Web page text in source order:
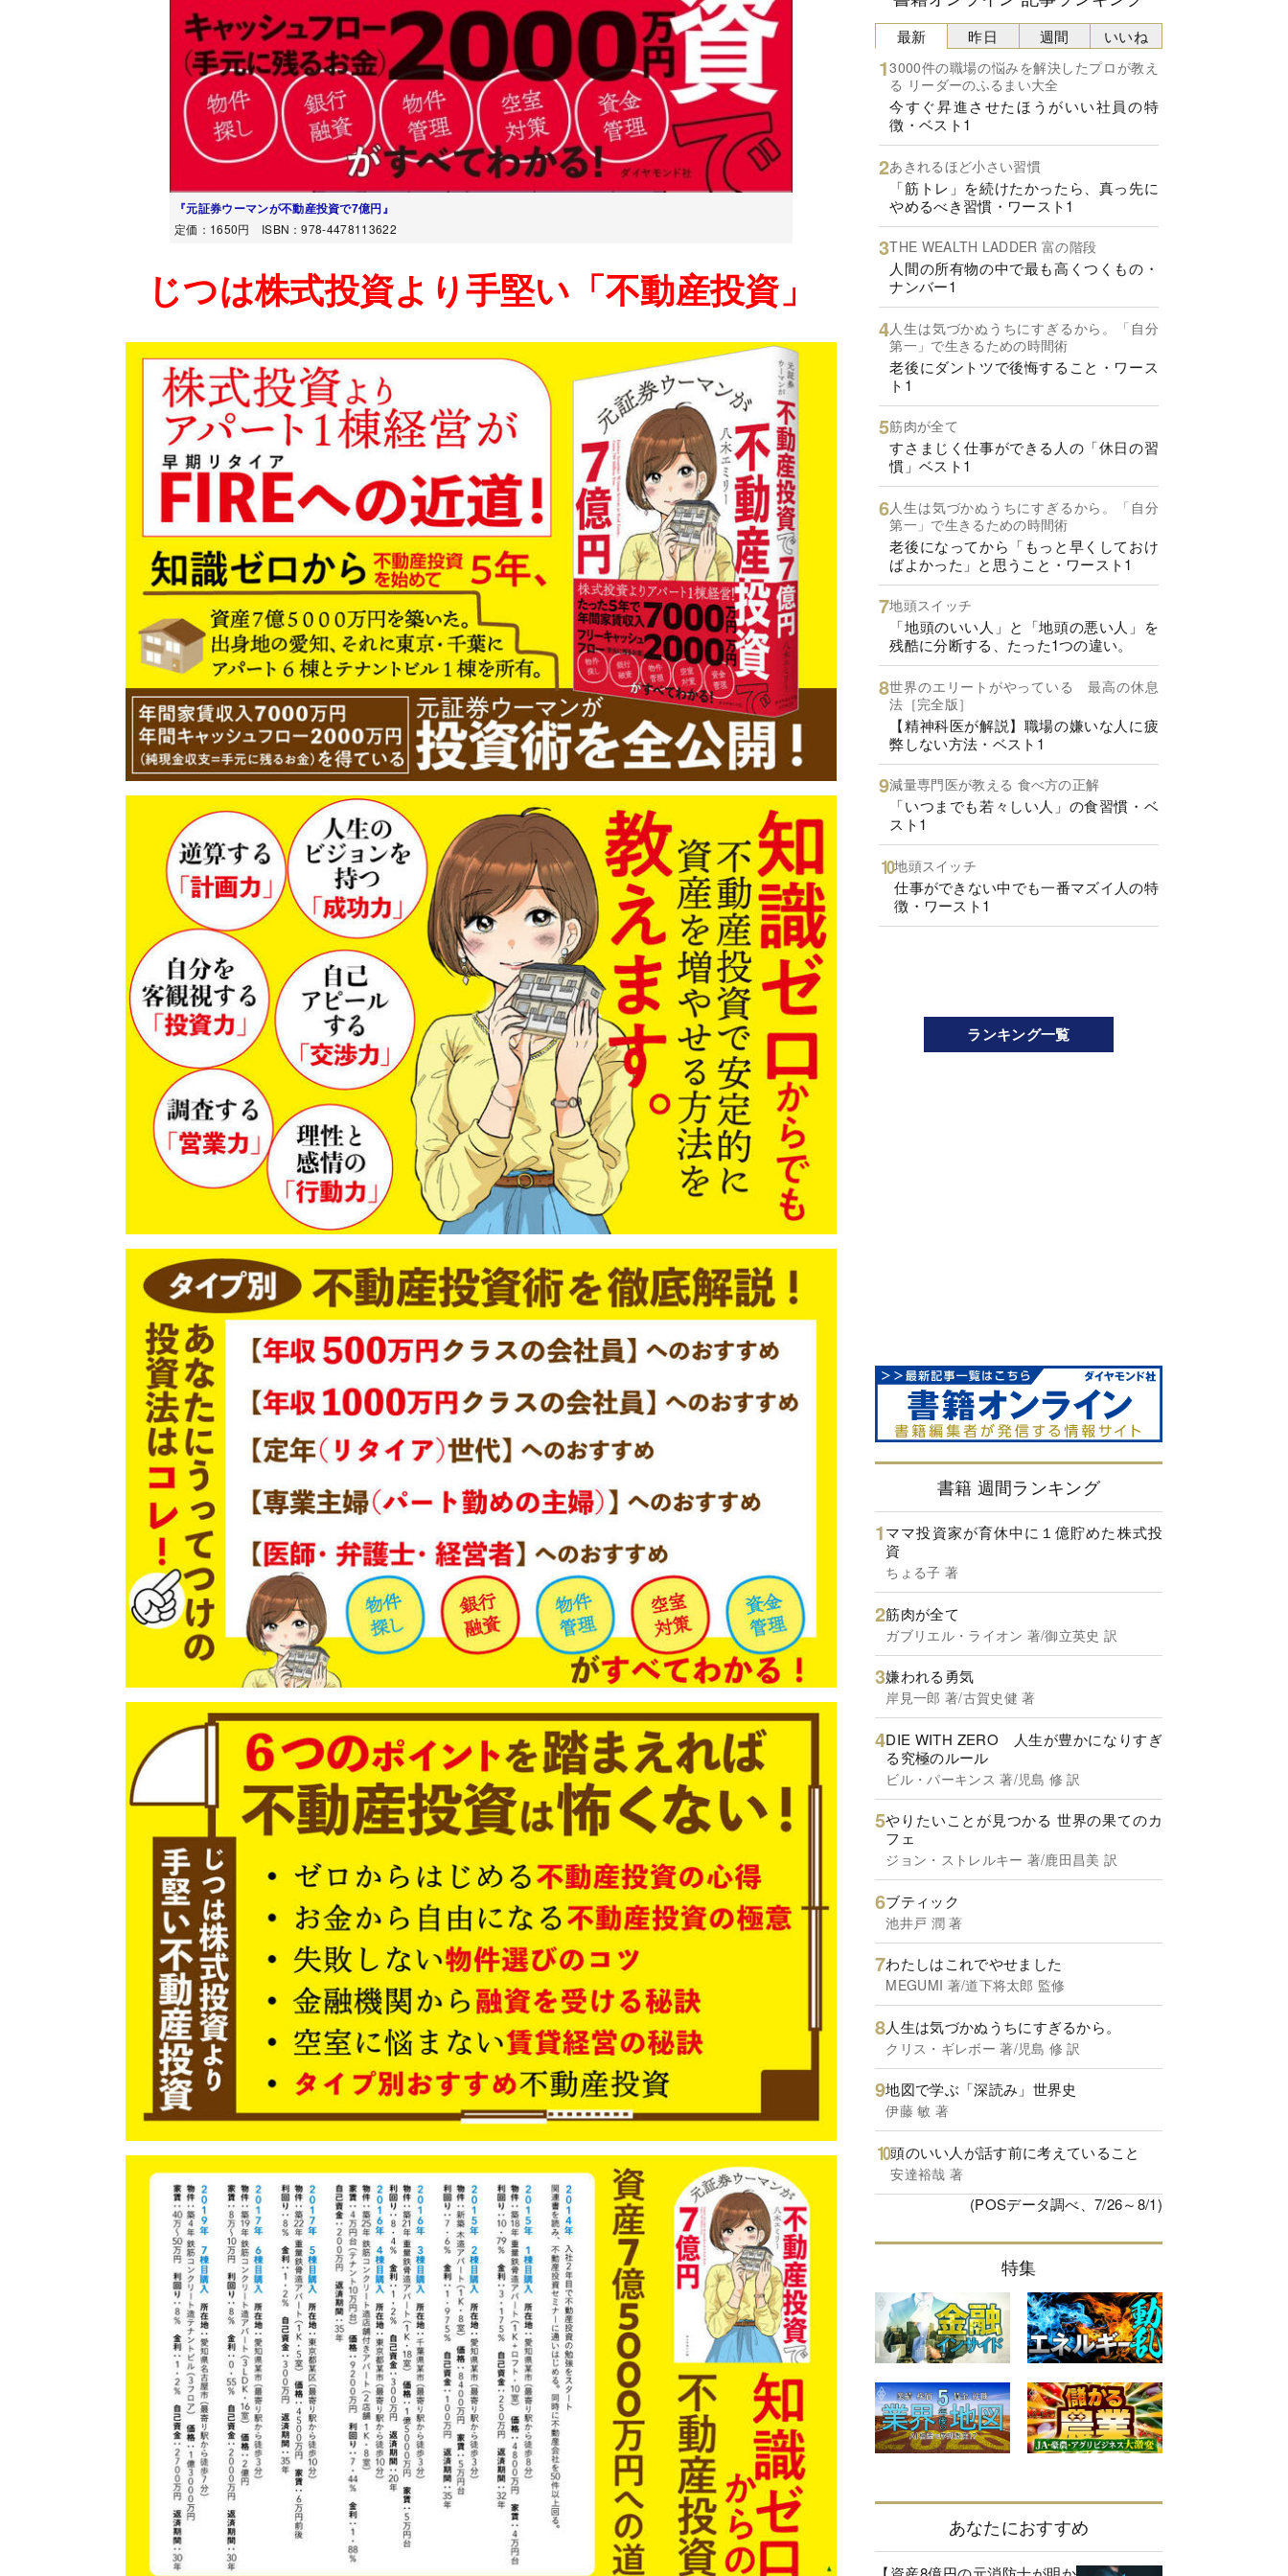
『元証券ウーマンが不動産投資で7億円』
定価：1650円 ISBN：978-4478113622
じつは株式投資より手堅い「不動産投資」
最新
3000件の職場の悩みを解決したプロが教え
る リーダーのふるまい大全
今すぐ昇進させたほうがいい社員の特
徴・ベスト1
あきれるほど小さい習慣
「筋トレ」を続けたかったら、真っ先に
やめるべき習慣・ワースト1
THE WEALTH LADDER 富の階段
人間の所有物の中で最も高くつくもの・
ナンバー1
人生は気づかぬうちにすぎるから。「自分
第一」で生きるための時間術
老後にダントツで後悔すること・ワース
ト1
筋肉が全て
すさまじく仕事ができる人の「休日の習
慣」ベスト1
人生は気づかぬうちにすぎるから。「自分
第一」で生きるための時間術
老後になってから「もっと早くしておけ
ばよかった」と思うこと・ワースト1
地頭スイッチ
「地頭のいい人」と「地頭の悪い人」を
残酷に分断する、たった1つの違い。
世界のエリートがやっている 最高の休息
法［完全版］
【精神科医が解説】職場の嫌いな人に疲
弊しない方法・ベスト1
減量専門医が教える 食べ方の正解
「いつまでも若々しい人」の食習慣・ベ
スト1
地頭スイッチ
仕事ができない中でも一番マズイ人の特
徴・ワースト1
昨日 週間 いいね
ランキング一覧
書籍 週間ランキング
ママ投資家が育休中に１億貯めた株式投
資
ちょる子 著
筋肉が全て
ガブリエル・ライオン 著/御立英史 訳
嫌われる勇気
岸見一郎 著/古賀史健 著
DIE WITH ZERO 人生が豊かになりすぎ
る究極のルール
ビル・パーキンス 著/児島 修 訳
やりたいことが見つかる 世界の果てのカ
フェ
ジョン・ストレルキー 著/鹿田昌美 訳
ブティック
池井戸 潤 著
わたしはこれでやせました
MEGUMI 著/道下将太郎 監修
人生は気づかぬうちにすぎるから。
クリス・ギレボー 著/児島 修 訳
地図で学ぶ「深読み」世界史
伊藤 敏 著
頭のいい人が話す前に考えていること
安達裕哉 著
(POSデータ調べ、7/26～8/1)
特集
あなたにおすすめ